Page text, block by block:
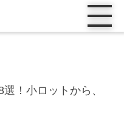
！小ロットから、